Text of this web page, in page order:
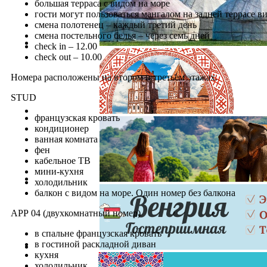
большая терраса с видом на море
гости могут пользоваться мангалом на задней террасе
смена полотенец – каждый третий день
смена постельного белья – через семь дней
check in – 12.00
check out – 10.00
Номера расположены на втором и третьем этажах.
STUD
французская кровать
кондиционер
ванная комната
фен
кабельное ТВ
мини-кухня
холодильник
балкон с видом на море. Один номер без балкона
АРР 04 (двухкомнатный номер)
в спальне французская кровать
в гостиной раскладной диван
кухня